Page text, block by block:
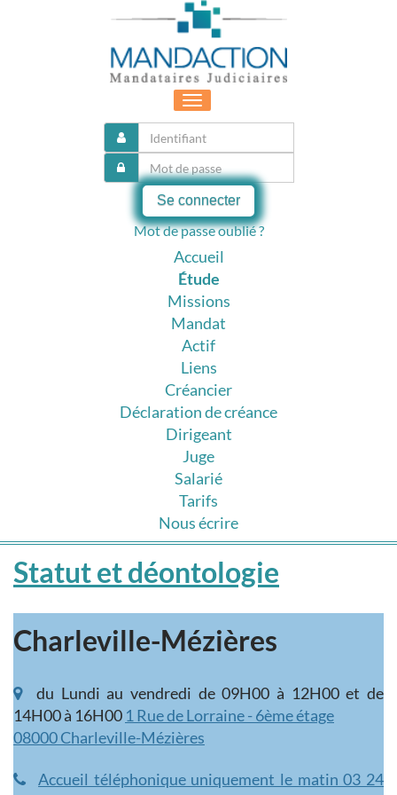
Toggle
navigation
Se connecter
Mot de passe oublié ?
Accueil
Étude
Missions
Mandat
Actif
Liens
Créancier
Déclaration de créance
Dirigeant
Juge
Salarié
Tarifs
Nous écrire
Statut et déontologie
Charleville-Mézières
du Lundi au vendredi de 09H00 à 12H00 et de
14H00 à 16H00 1 Rue de Lorraine - 6ème étage
08000 Charleville-Mézières
Accueil téléphonique uniquement le matin 03 24